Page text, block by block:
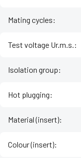
Mating cycles:
Test voltage Ur.m.s.:
Isolation group:
Hot plugging:
Material (insert):
Colour (insert):